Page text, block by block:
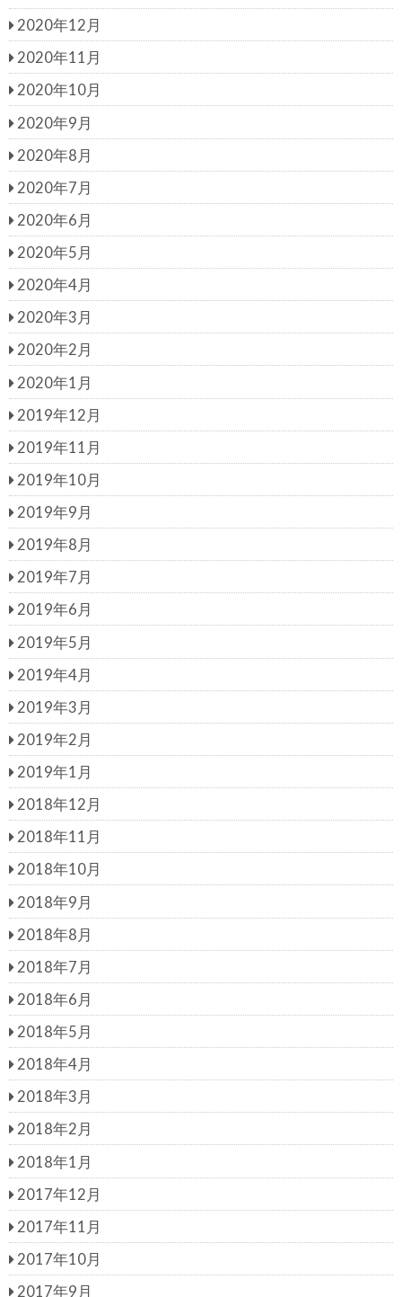
2020年12月
2020年11月
2020年10月
2020年9月
2020年8月
2020年7月
2020年6月
2020年5月
2020年4月
2020年3月
2020年2月
2020年1月
2019年12月
2019年11月
2019年10月
2019年9月
2019年8月
2019年7月
2019年6月
2019年5月
2019年4月
2019年3月
2019年2月
2019年1月
2018年12月
2018年11月
2018年10月
2018年9月
2018年8月
2018年7月
2018年6月
2018年5月
2018年4月
2018年3月
2018年2月
2018年1月
2017年12月
2017年11月
2017年10月
2017年9月